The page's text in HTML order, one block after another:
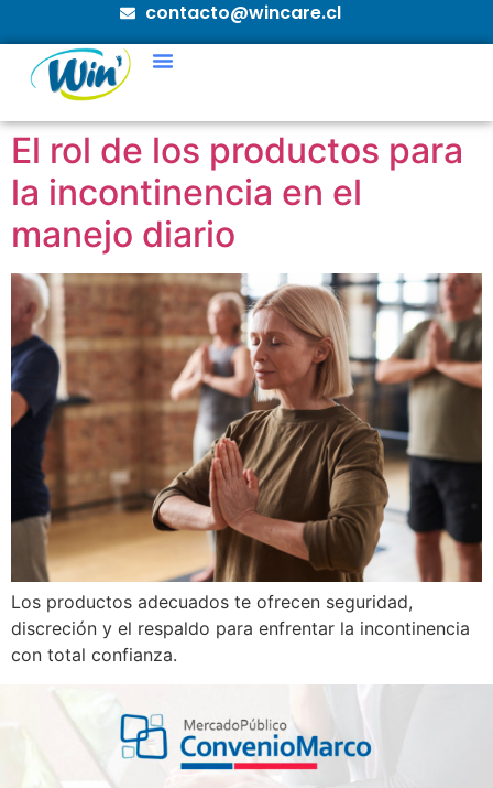
contacto@wincare.cl
El rol de los productos para
la incontinencia en el
manejo diario
Los productos adecuados te ofrecen seguridad,
discreción y el respaldo para enfrentar la incontinencia
con total confianza.